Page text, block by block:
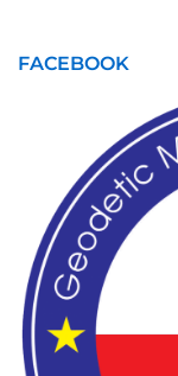
FACEBOOK